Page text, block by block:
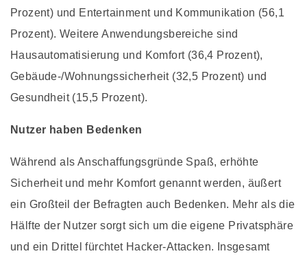
Prozent) und Entertainment und Kommunikation (56,1
Prozent). Weitere Anwendungsbereiche sind
Hausautomatisierung und Komfort (36,4 Prozent),
Gebäude-/Wohnungssicherheit (32,5 Prozent) und
Gesundheit (15,5 Prozent).
Nutzer haben Bedenken
Während als Anschaffungsgründe Spaß, erhöhte
Sicherheit und mehr Komfort genannt werden, äußert
ein Großteil der Befragten auch Bedenken. Mehr als die
Hälfte der Nutzer sorgt sich um die eigene Privatsphäre
und ein Drittel fürchtet Hacker-Attacken. Insgesamt